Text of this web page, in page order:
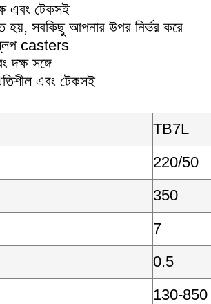
এবং টেকসই
হয়, সবকিছু আপনার উপর নির্ভর করে
casters
দক্ষ সঙ্গে
এবং টেকসই
TB7L
220/50
350
7
0.5
130-850